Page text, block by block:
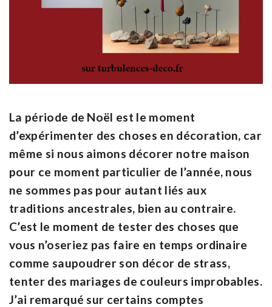
La période de Noël est le moment
d’expérimenter des choses en décoration, car
même si nous aimons décorer notre maison
pour ce moment particulier de l’année, nous
ne sommes pas pour autant liés aux
traditions ancestrales, bien au contraire.
C’est le moment de tester des choses que
vous n’oseriez pas faire en temps ordinaire
comme saupoudrer son décor de strass,
tenter des mariages de couleurs improbables.
J’ai remarqué sur certains comptes